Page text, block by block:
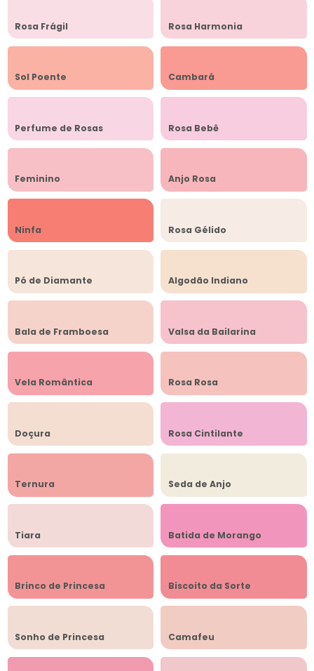
Rosa Frágil Rosa Harmonia
Sol Poente Cambará
Perfume de Rosas Rosa Bebê
Feminino Anjo Rosa
Ninfa Rosa Gélido
Pó de Diamante Algodão Indiano
Bala de Framboesa Valsa da Bailarina
Vela Romântica Rosa Rosa
Doçura Rosa Cintilante
Ternura Seda de Anjo
Tiara Batida de Morango
Brinco de Princesa Biscoito da Sorte
Sonho de Princesa Camafeu